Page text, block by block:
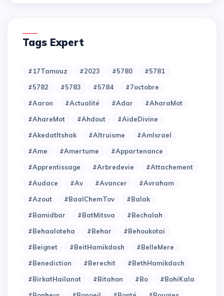
Tags Expert
#17Tamouz #2023 #5780
#5781
#5782
#5783 #5784
#7octobre
#Aaron
#Actualité #Adar
#AharaMot
#AhareMot
#Ahdout
#AideDivine
#AkedatItshak
#Altruisme
#AmIsrael
#Ame
#Amertume
#Appartenance
#Apprentissage
#Arbredevie
#Attachement
#Audace
#Av #Avancer
#Avraham
#Azout
#BaalChemTov
#Balak
#Bamidbar
#BatMitsva
#Bechalah
#Behaaloteha
#Behar
#Behoukotai
#Beignet
#BeitHamikdash
#BelleMere
#Benediction
#Berechit
#BethHamikdach
#BirkatHailanot
#Bitahon #Bo
#BohiKala